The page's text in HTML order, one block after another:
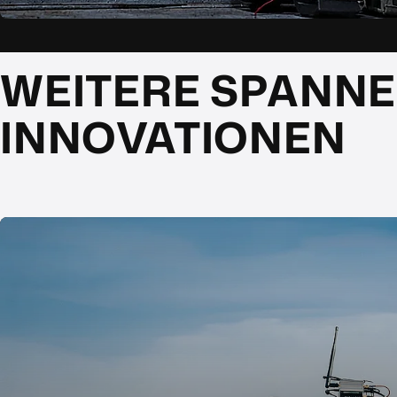
WEITERE
INNOVATIONEN